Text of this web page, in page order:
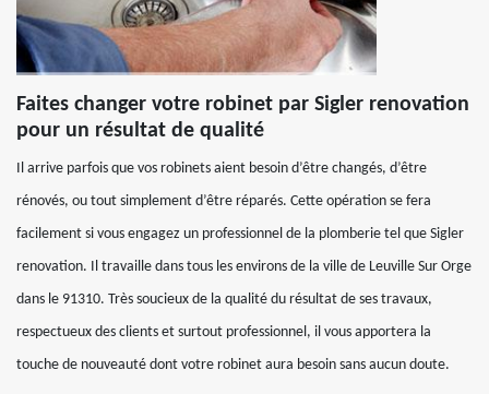
Faites changer votre robinet par Sigler renovation
pour un résultat de qualité
Il arrive parfois que vos robinets aient besoin d’être changés, d’être
rénovés, ou tout simplement d’être réparés. Cette opération se fera
facilement si vous engagez un professionnel de la plomberie tel que Sigler
renovation. Il travaille dans tous les environs de la ville de Leuville Sur Orge
dans le 91310. Très soucieux de la qualité du résultat de ses travaux,
respectueux des clients et surtout professionnel, il vous apportera la
touche de nouveauté dont votre robinet aura besoin sans aucun doute.